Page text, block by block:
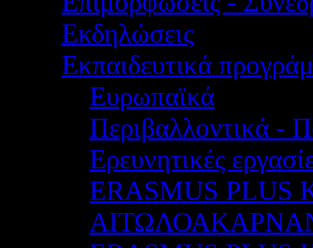
Εκδηλώσεις
Εκπαιδευτικά
Ευρωπαϊκά
Περιβαλλοντικά -
Ερευνητικές
ERASMUS PLUS